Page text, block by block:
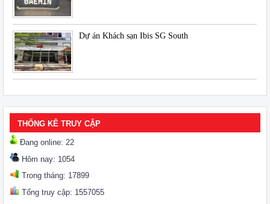
Dự án Khách sạn Ibis SG South
THỐNG KÊ TRUY CẬP
Đang online: 22
Hôm nay: 1054
Trong tháng: 17899
Tổng truy cập: 1557055